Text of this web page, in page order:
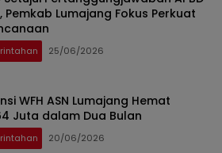
Pemkab Lumajang Fokus Perkuat
25/06/2026
WFH ASN Lumajang Hemat
Juta dalam Dua Bulan
20/06/2026